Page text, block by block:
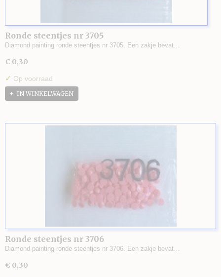
Ronde steentjes nr 3705
Diamond painting ronde steentjes nr 3705. Een zakje bevat…
€ 0,30
✓ Op voorraad
IN WINKELWAGEN
Ronde steentjes nr 3706
Diamond painting ronde steentjes nr 3706. Een zakje bevat…
€ 0,30